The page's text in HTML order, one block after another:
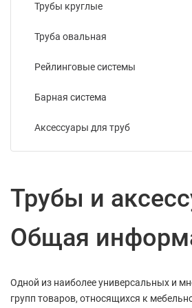
Трубы круглые
Труба овальная
Рейлинговые системы
Барная система
Аксессуары для труб
Трубы и
Общая
Одной из наиболее универсальных и
групп товаров, относящихся к